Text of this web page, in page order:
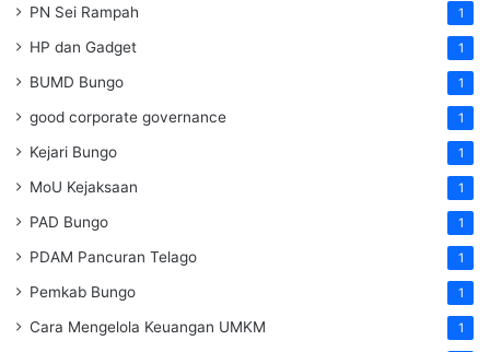
PN Sei Rampah 1
HP dan Gadget 1
BUMD Bungo 1
good corporate governance 1
Kejari Bungo 1
MoU Kejaksaan 1
PAD Bungo 1
PDAM Pancuran Telago 1
Pemkab Bungo 1
Cara Mengelola Keuangan UMKM 1